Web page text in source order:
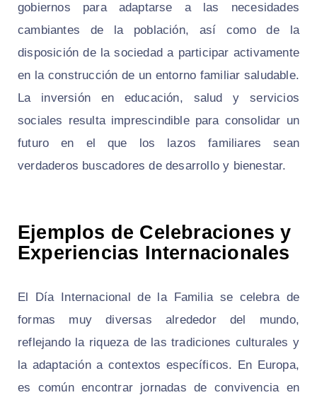
gobiernos para adaptarse a las necesidades
cambiantes de la población, así como de la
disposición de la sociedad a participar activamente
en la construcción de un entorno familiar saludable.
La inversión en educación, salud y servicios
sociales resulta imprescindible para consolidar un
futuro en el que los lazos familiares sean
verdaderos buscadores de desarrollo y bienestar.
Ejemplos de Celebraciones y
Experiencias Internacionales
El Día Internacional de la Familia se celebra de
formas muy diversas alrededor del mundo,
reflejando la riqueza de las tradiciones culturales y
la adaptación a contextos específicos. En Europa,
es común encontrar jornadas de convivencia en